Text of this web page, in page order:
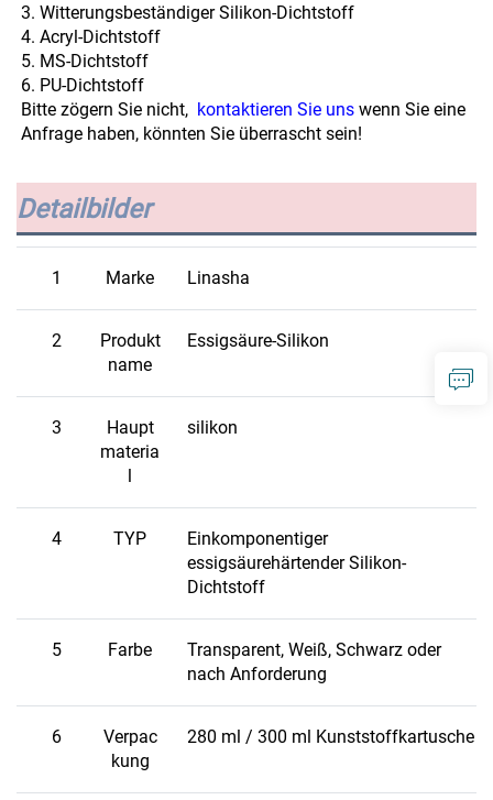
3. Witterungsbeständiger Silikon-Dichtstoff
4. Acryl-Dichtstoff
5. MS-Dichtstoff
6. PU-Dichtstoff
Bitte zögern Sie nicht, kontaktieren Sie uns wenn Sie eine
Anfrage haben, könnten Sie überrascht sein!
Detailbilder
1 Marke Linasha
2
Produkt
name
Essigsäure-Silikon
3
Haupt
materia
l
silikon
4 TYP
Einkomponentiger
essigsäurehärtender Silikon-
Dichtstoff
5 Farbe
Transparent, Weiß, Schwarz oder
nach Anforderung
6
Verpac
kung
280 ml / 300 ml Kunststoffkartusche